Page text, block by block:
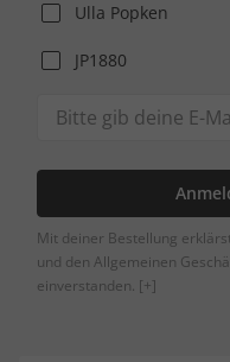
Ulla Popken
JP1880
Mit deiner Bestellung
und den Allgemeinen
einverstanden. [+]